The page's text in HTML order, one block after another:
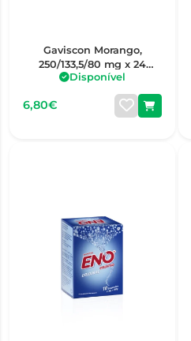
Gaviscon Morango,
250/133,5/80 mg x 24
comp mast
Disponível
6,80€